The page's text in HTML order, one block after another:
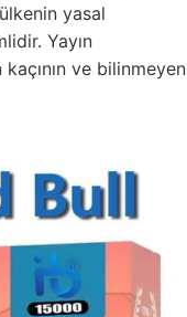
yasal
Yayın
kaçının ve bilinmeyen